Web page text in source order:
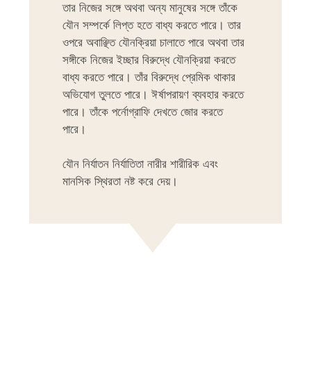
তার নিজের সঙ্গে অথবা অন্য মানুষের সঙ্গে তাঁকে
যৌন সম্পর্কে লিপ্ত হতে বাধ্য করতে পারে। তার
ওপরে অবাঞ্ছিত যৌনক্রিয়া চালাতে পারে অথবা তার
সঙ্গীকে নিজের ইচ্ছার বিরুদ্ধে যৌনক্রিয়া করতে
বাধ্য করতে পারে। তাঁর বিরুদ্ধে প্রেমিক থাকার
অভিযোগ তুলতে পারে। ঈর্ষাপরায়ণ ব্যবহার করতে
পারে। তাঁকে পর্নোগ্রাফি দেখতে জোর করতে
পারে।
যৌন নির্যাতন নির্যাতিতা নারীর শারীরিক এবং
মানসিক স্থিরতা নষ্ট করে দেয়।